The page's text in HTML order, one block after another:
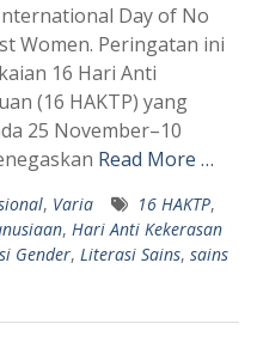
Day of No
Women. Peringatan ini
16 Hari Anti
(16 HAKTP) yang
25 November–10
Read More …
, Varia 16 HAKTP,
, Hari Anti Kekerasan
Gender, Literasi Sains, sains